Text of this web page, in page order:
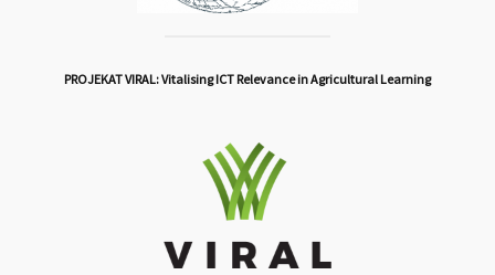
PROJEKAT VIRAL: Vitalising ICT Relevance in Agricultural Learning